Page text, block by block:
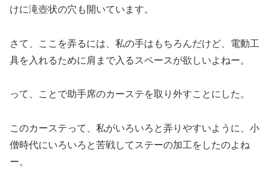
けに滝壺状の穴も開いています。
さて、ここを弄るには、私の手はもちろんだけど、電動工
具を入れるために肩まで入るスペースが欲しいよねー。
って、ことで助手席のカーステを取り外すことにした。
このカーステって、私がいろいろと弄りやすいように、小
僧時代にいろいろと苦戦してステーの加工をしたのよね
ー。